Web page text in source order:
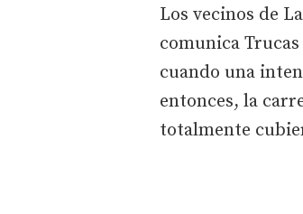
Los vecinos de
comunica
cuando una
entonces, la
totalmente